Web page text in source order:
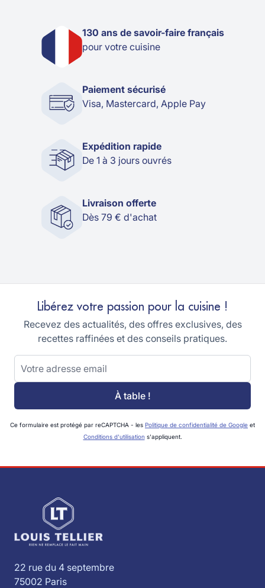
130 ans de savoir-faire français
pour votre cuisine
Paiement sécurisé
Visa, Mastercard, Apple Pay
Expédition rapide
De 1 à 3 jours ouvrés
Livraison offerte
Dès 79 € d'achat
Libérez votre passion pour la cuisine !
Recevez des actualités, des offres exclusives, des
recettes raffinées et des conseils pratiques.
Adresse email
À table !
Ce formulaire est protégé par reCAPTCHA - les Politique de confidentialité de Google et
Conditions d'utilisation s'appliquent.
22 rue du 4 septembre
75002 Paris